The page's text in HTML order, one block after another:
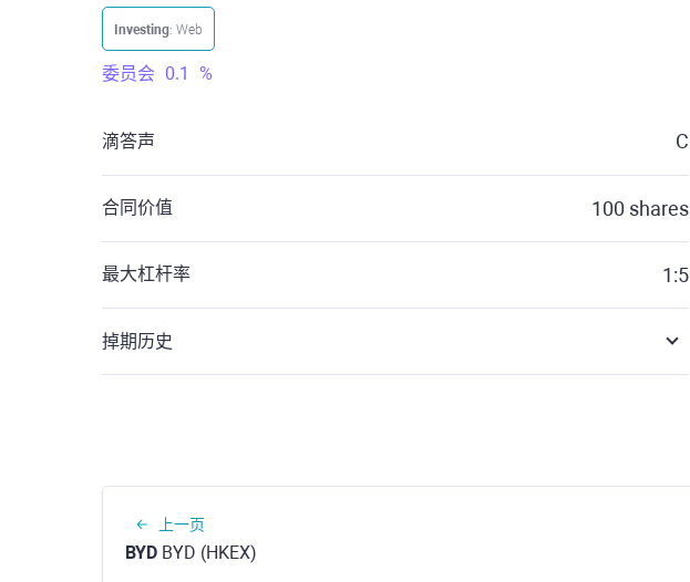
Investing: Web
委员会 0.1 %
滴答声 C
合同价值 100 shares
最大杠杆率 1:5
掉期历史
上一页
BYD BYD (HKEX)